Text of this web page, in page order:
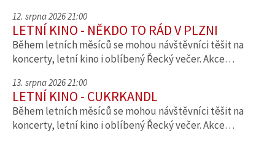
12. srpna 2026 21:00
LETNÍ KINO - NĚKDO TO RÁD V PLZNI
Během letních měsíců se mohou návštěvníci těšit na
koncerty, letní kino i oblíbený Řecký večer. Akce…
13. srpna 2026 21:00
LETNÍ KINO - CUKRKANDL
Během letních měsíců se mohou návštěvníci těšit na
koncerty, letní kino i oblíbený Řecký večer. Akce…